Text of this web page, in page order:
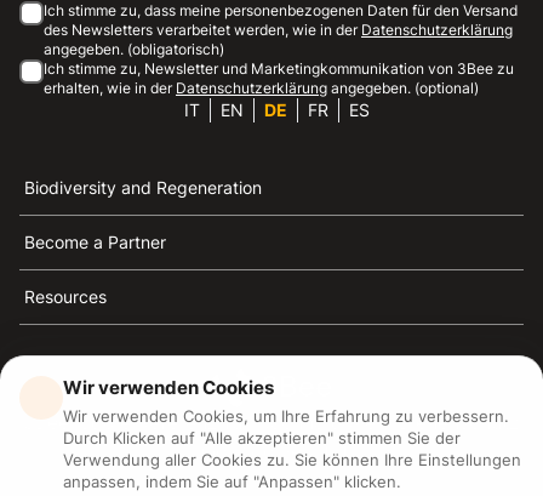
Ich stimme zu, dass meine personenbezogenen Daten für den Versand
des Newsletters verarbeitet werden, wie in der Datenschutzerklärung
angegeben. (obligatorisch)
Ich stimme zu, Newsletter und Marketingkommunikation von 3Bee zu
erhalten, wie in der Datenschutzerklärung angegeben. (optional)
IT EN DE FR ES
Biodiversity and Regeneration
Become a Partner
Resources
3Bee ist die Referenz für Nachhaltigkeit, Bienenschutz
und Biodiversität
Wir verwenden Cookies
Wir verwenden Cookies, um Ihre Erfahrung zu verbessern.
Durch Klicken auf "Alle akzeptieren" stimmen Sie der
Verwendung aller Cookies zu. Sie können Ihre Einstellungen
anpassen, indem Sie auf "Anpassen" klicken.